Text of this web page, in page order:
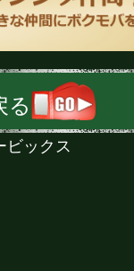
る
ビックス